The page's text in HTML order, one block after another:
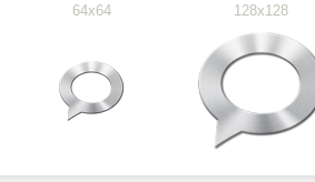
64x64 128x128